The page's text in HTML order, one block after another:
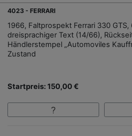
4023 - FERRARI
1966, Faltprospekt Ferrari 330 GTS,
dreisprachiger Text (14/66),
Händlerstempel „Automoviles
Zustand
Startpreis: 150,00 €